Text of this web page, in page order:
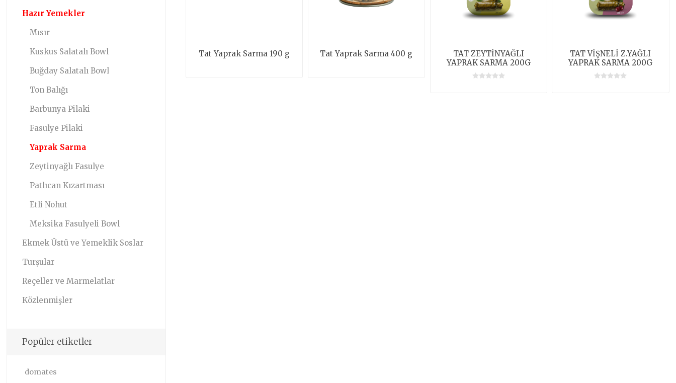
Tat Yaprak Sarma 190 g Tat Yaprak Sarma 400 g
TAT ZEYTİNYAĞLI
YAPRAK SARMA 200G
TAT VİŞNELİ Z.YAĞLI
YAPRAK SARMA 200G
Hazır Yemekler
Mısır
Kuskus Salatalı Bowl
Buğday Salatalı Bowl
Ton Balığı
Barbunya Pilaki
Fasulye Pilaki
Yaprak Sarma
Zeytinyağlı Fasulye
Patlıcan Kızartması
Etli Nohut
Meksika Fasulyeli Bowl
Ekmek Üstü ve Yemeklik Soslar
Turşular
Reçeller ve Marmelatlar
Közlenmişler
Popüler etiketler
domates